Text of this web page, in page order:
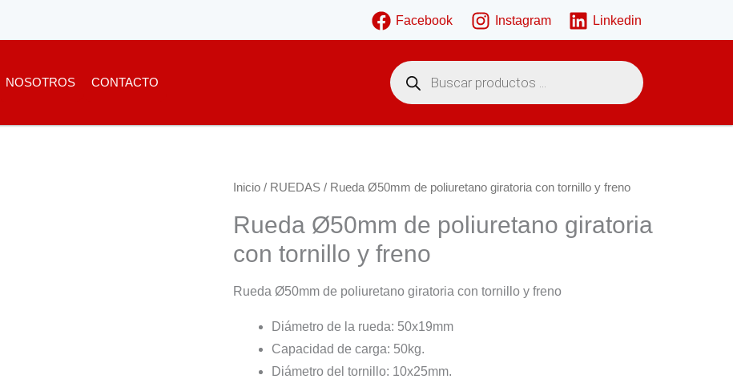
Facebook Instagram Linkedin
NOSOTROS CONTACTO
B
ú
s
e
e
p
o
d
c
s
Inicio / RUEDAS / Rueda Ø50mm de poliuretano giratoria con tornillo y freno
Rueda Ø50mm de poliuretano giratoria
con tornillo y freno
Rueda Ø50mm de poliuretano giratoria con tornillo y freno
Diámetro de la rueda: 50x19mm
Capacidad de carga: 50kg.
Diámetro del tornillo: 10x25mm.